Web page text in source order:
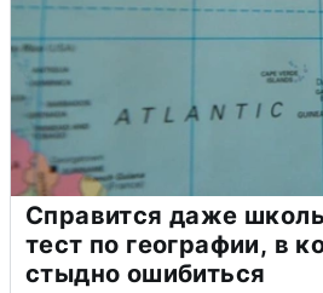
Справится даже
тест по географии, в
стыдно ошибиться